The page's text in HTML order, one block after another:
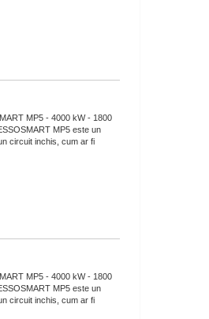
MP5 - 4000 kW - 1800
MP5 este un
circuit inchis, cum ar fi
MP5 - 4000 kW - 1800
MP5 este un
circuit inchis, cum ar fi